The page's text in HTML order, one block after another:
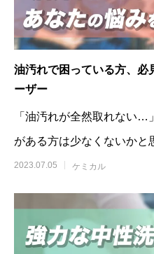
油汚れで困っている方、必
ーザー
「油汚れが全然取れない…
がある方は少なくないかと
のガンコな油汚れに悩んで
2023.07.05 ケミカル